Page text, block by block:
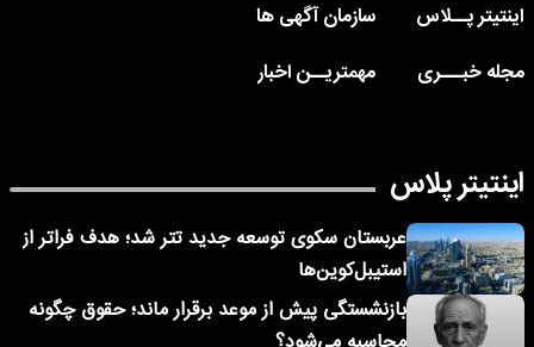
اینتیتر پــلاس
سازمان آگهی ها
مجله خبـــری
مهمتریــن اخبار
اینتیتر پلاس
عربستان سکوی توسعه جدید تتر شد؛ هدف فراتر از
استیبل‌کوین‌ها
بازنشستگی پیش از موعد برقرار ماند؛ حقوق چگونه